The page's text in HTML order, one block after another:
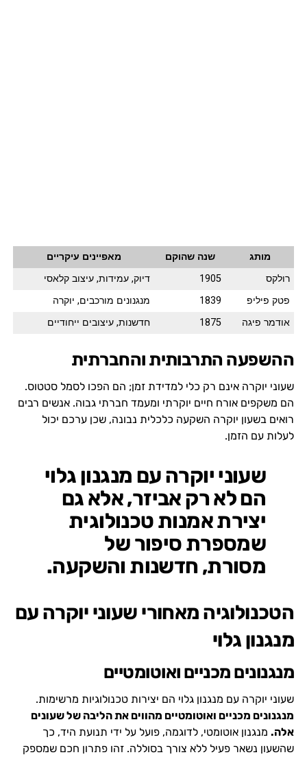
מותג שנה שהוקם
מאפיינים עיקריים
רולקס
1905
דיוק, עמידות, עיצוב קלאסי
פטק פיליפ
1839
מנגנונים מורכבים, יוקרה
אודמר פיגה
1875 חדשנות, עיצובים ייחודיים
ההשפעה התרבותית והחברתית
שעוני יוקרה אינם רק כלי למדידת זמן; הם הפכו לסמל סטטוס.
הם משקפים אורח חיים יוקרתי ומעמד חברתי גבוה. אנשים רבים
רואים בשעון יוקרה השקעה כלכלית נבונה, שכן ערכם יכול
לעלות עם הזמן.
שעוני יוקרה עם מנגנון גלוי
הם לא רק אביזר, אלא גם
יצירת אמנות טכנולוגית
שמספרת סיפור של
מסורת, חדשנות והשקעה.
הטכנולוגיה מאחורי שעוני יוקרה עם
מנגנון גלוי
מנגנונים מכניים ואוטומטיים
שעוני יוקרה עם מנגנון גלוי הם יצירות טכנולוגיות מרשימות.
מנגנונים מכניים ואוטומטיים מהווים את הליבה של שעונים
אלה.מנגנון אוטומטי, לדוגמה, פועל על ידי תנועת היד, כך
שהשעון נשאר פעיל ללא צורך בסוללה. זהו פתרון חכם שמספק